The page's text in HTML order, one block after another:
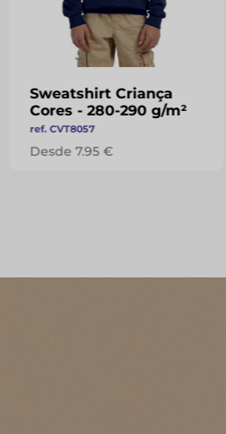
Sweatshirt Criança
Cores - 280-290 g/m²
ref. CVT8057
Desde 7.95 €